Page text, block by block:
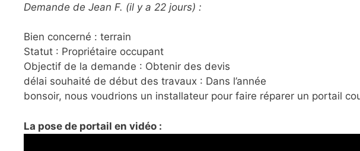
Demande de Jean F. (il y a 22 jours) :
Bien concerné : terrain
Statut : Propriétaire occupant
Objectif de la demande : Obtenir des devis
délai souhaité de début des travaux : Dans l’année
bonsoir, nous voudrions un installateur pour faire réparer un portail
La pose de portail en vidéo :